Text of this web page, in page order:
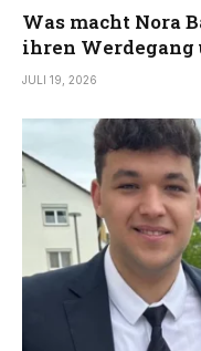
Was macht Nora
ihren Werdegang
JULI 19, 2026